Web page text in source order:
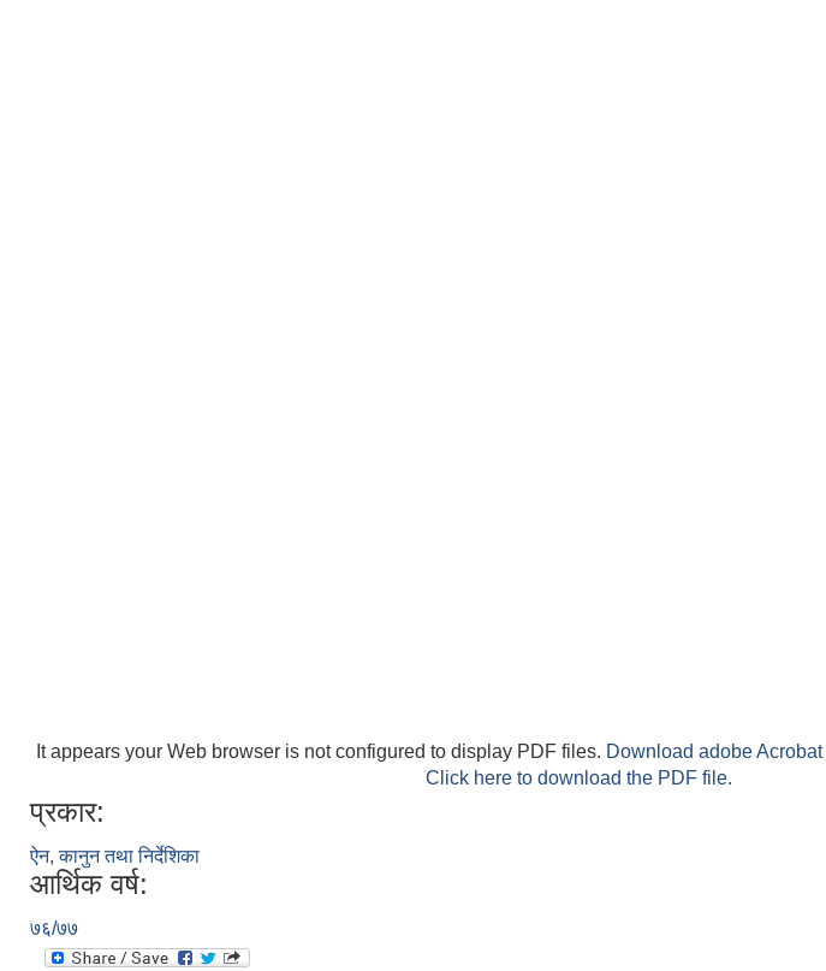
It appears your Web browser is not configured to display PDF files. Download adobe Acrobat
Click here to download the PDF file.
प्रकार:
ऐन, कानुन तथा निर्देशिका
आर्थिक वर्ष:
७६/७७